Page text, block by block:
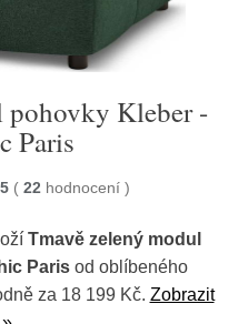
pohovky Kleber -
Paris
5 ( 22 hodnocení )
Tmavě zelený modul
Parisod oblíbeného
za 18 199 Kč. Zobrazit